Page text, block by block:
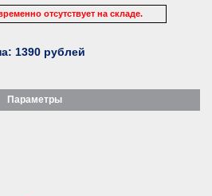
отсутствует на складе.
1390 рублей
Параметры